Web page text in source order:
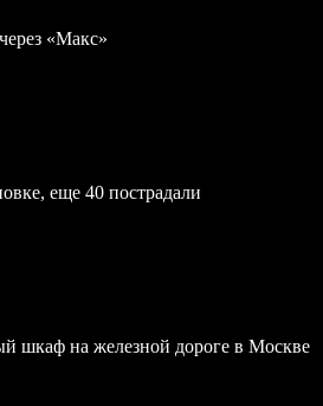
«Макс»
еще 40 пострадали
шкаф на железной дороге в Москве